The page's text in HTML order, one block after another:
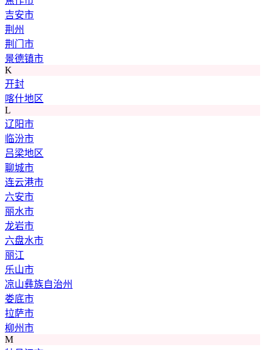
吉安市
荆州
荆门市
景德镇市
K
开封
喀什地区
L
辽阳市
临汾市
吕梁地区
聊城市
连云港市
六安市
丽水市
龙岩市
六盘水市
丽江
乐山市
凉山彝族自治州
娄底市
拉萨市
柳州市
M